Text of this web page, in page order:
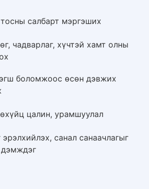
салбарт мэргэших
чадварлаг, хүчтэй хамт олны
боломжоос өсөн дэвжих
цалин, урамшуулал
санал санаачлагыг